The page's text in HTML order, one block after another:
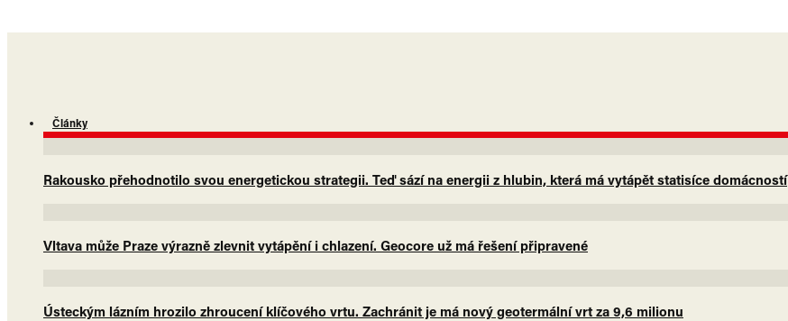
Články
Rakousko přehodnotilo svou energetickou strategii. Teď sází na energii z hlubin, která má vytápět statisíce domácností
Vltava může Praze výrazně zlevnit vytápění i chlazení. Geocore už má řešení připravené
Ústeckým lázním hrozilo zhroucení klíčového vrtu. Zachránit je má nový geotermální vrt za 9,6 milionu